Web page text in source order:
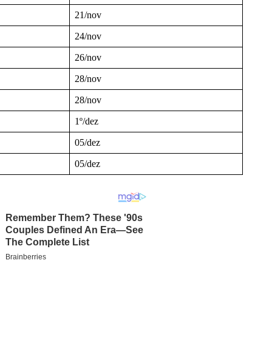
21/nov
24/nov
26/nov
28/nov
28/nov
1º/dez
05/dez
05/dez